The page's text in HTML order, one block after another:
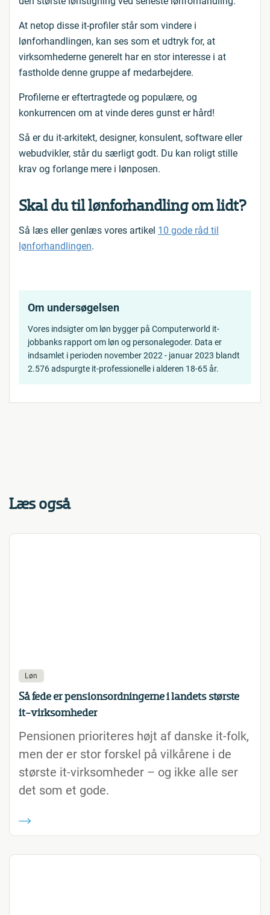
At netop disse it-profiler står som vindere i
lønforhandlingen, kan ses som et udtryk for, at
virksomhederne generelt har en stor interesse i at
fastholde denne gruppe af medarbejdere.
Profilerne er eftertragtede og populære, og
konkurrencen om at vinde deres gunst er hård!
Så er du it-arkitekt, designer, konsulent, software eller
webudvikler, står du særligt godt. Du kan roligt stille
krav og forlange mere i lønposen.
Skal du til lønforhandling om lidt?
Så læs eller genlæs vores artikel 10 gode råd til
lønforhandlingen.
Om undersøgelsen
Vores indsigter om løn bygger på Computerworld it-
jobbanks rapport om løn og personalegoder. Data er
indsamlet i perioden november 2022 - januar 2023 blandt
2.576 adspurgte it-professionelle i alderen 18-65 år.
Læs også
Løn
Så fede er pensionsordningerne i landets største
it-virksomheder
Pensionen prioriteres højt af danske it-folk,
men der er stor forskel på vilkårene i de
største it-virksomheder – og ikke alle ser
det som et gode.